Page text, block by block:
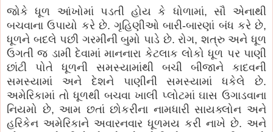
જોકે ધૂળ આંખોમાં પડતી હોય કે ધોળામાં, સૌ એનાથી
બચવાના ઉપાયો કરે છે. ગૃહિણીઓ બારી-બારણાં બંધ કરે છે,
ધૂળને બદલે પછી ગરમીની બુમો પાડે છે. રોગ, શત્રુ અને ધૂળ
ઉગતી જ ડામી દેવામાં માનનારા કેટલાક લોકો ધૂળ પર પાણી
છાંટી પોતે ધૂળની સમસ્યામાંથી બચી બીજાને કાદવની
સમસ્યામાં અને દેશને પાણીની સમસ્યામાં ધકેલે છે.
અમેરિકામાં તો ધૂળથી બચવા ખાલી પ્લોટમાં ઘાસ ઉગાડવાના
નિયમો છે, આમ છતાં છોકરીના નામધારી સાયક્લોન અને
હરિકેન અમેરિકાને અવારનવાર ધૂળમય કરી નાખે છે. અને